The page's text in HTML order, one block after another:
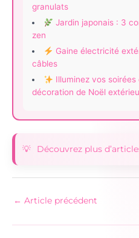
granulats
Jardin japonais : 3
zen
Gaine électricité
câbles
Illuminez vos soirées
décoration de Noël
Découvrez plus
← Article précédent